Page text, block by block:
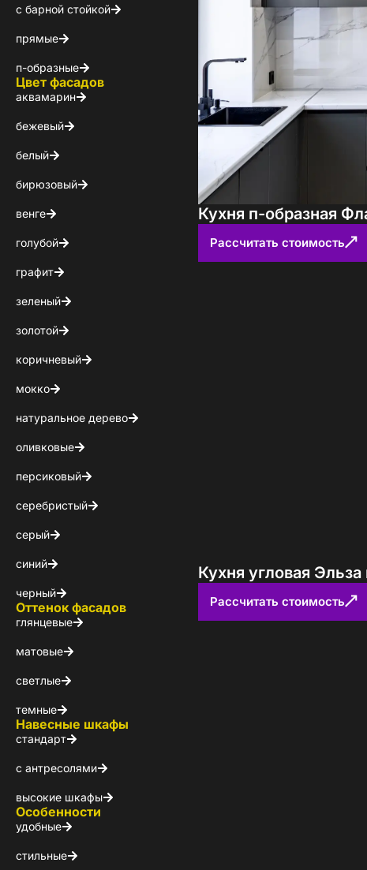
с барной стойкой
прямые
п-образные
Цвет фасадов
аквамарин
бежевый
белый
бирюзовый
венге
голубой
графит
зеленый
золотой
коричневый
мокко
натуральное дерево
оливковые
персиковый
серебристый
серый
синий
черный
Оттенок фасадов
глянцевые
матовые
светлые
темные
Навесные шкафы
стандарт
с антресолями
высокие шкафы
Особенности
удобные
стильные
Кухня п-образная
Рассчитать стоимость
Кухня угловая
Рассчитать стоимость
БЛОГ